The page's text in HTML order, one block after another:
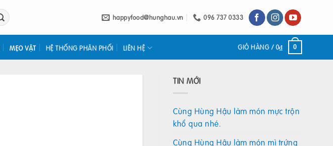
happyfood@hunghau.vn 096 737 0333
MẸO VẶT HỆ THỐNG PHÂN PHỐI LIÊN HỆ GIỎ HÀNG /0₫ 0
TIN MỚI
Cùng Hùng Hậu làm món mực trộn
khổ qua nhé.
Cùng Hùng Hậu làm món mì trứng